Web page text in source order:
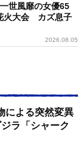
世風靡の女優65
火大会 カズ息子
2026.08.05
による突然変異
ラ「シャーク